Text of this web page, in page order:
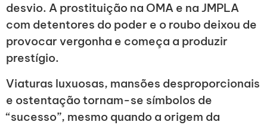
desvio. A prostituição na OMA e na JMPLA
com detentores do poder e o roubo deixou de
provocar vergonha e começa a produzir
prestígio.
Viaturas luxuosas, mansões desproporcionais
e ostentação tornam-se símbolos de
“sucesso”, mesmo quando a origem da